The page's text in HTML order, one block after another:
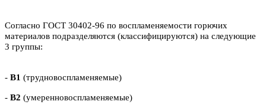
Согласно ГОСТ 30402-96 по воспламеняемости горючих
материалов подразделяются (классифицируются) на следующие
3 группы:
- В1 (трудновоспламеняемые)
- В2 (умеренновоспламеняемые)